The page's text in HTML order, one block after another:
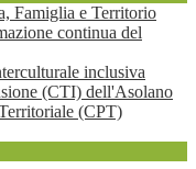
Famiglia e Territorio
continua del
inclusiva
(CTI) dell'Asolano
(CPT)